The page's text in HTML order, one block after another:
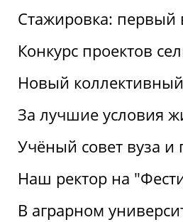
Стажировка: первый
Конкурс проектов
Новый
За лучшие условия
Учёный совет вуза и
Наш ректор на
В аграрном